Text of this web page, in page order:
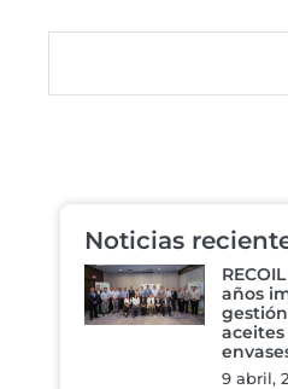
Noticias
años
aceites
9 abril,